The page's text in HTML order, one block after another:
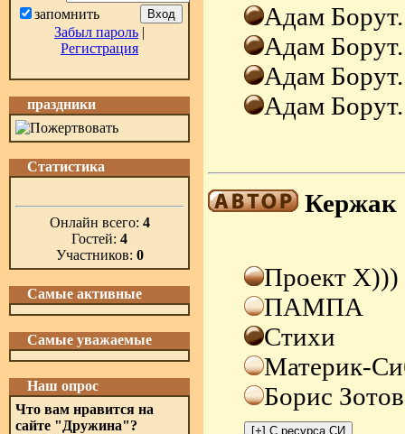
запомнить
Забыл пароль |
Регистрация
праздники
Статистика
Онлайн всего: 4
Гостей: 4
Участников: 0
Самые активные
Самые уважаемые
Наш опрос
Что вам нравится на
сайте "Дружина"?
Адам
Адам
Адам
Адам
Кержак
Проект Х)))
ПАМПА
Стихи
Материк-
Борис Зотов